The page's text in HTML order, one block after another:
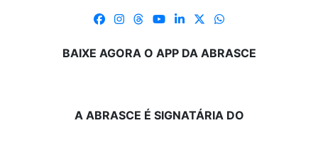
BAIXE AGORA O APP DA ABRASCE
A ABRASCE É SIGNATÁRIA DO